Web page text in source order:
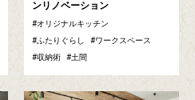
ンリノベーション
オリジナルキッチン
ふたりぐらし
ワークスペース
収納術
土間